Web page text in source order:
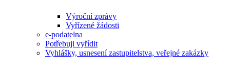
Výroční zprávy
Vyřízené žádosti
e-podatelna
Potřebuji vyřídit
Vyhlášky, usnesení zastupitelstva, veřejné zakázky